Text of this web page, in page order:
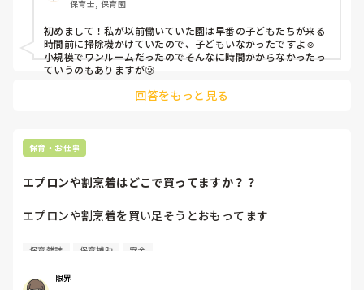
なので保育室半分は掃除機かけていない状態なんですよ
ね、、
保育士, 保育園
初めまして！私が以前働いていた園は早番の子どもたちが来る
時間前に掃除機かけていたので、子どもいなかったですよ☺︎
小規模でワンルームだったのでそんなに時間かからなかったっ
ていうのもありますが🥲
回答をもっと見る
保育・お仕事
エプロンや割烹着はどこで買ってますか？？
エプロンや割烹着を買い足そうとおもってます
安くて可愛いエプロン、割烹着を求めてます
保育雑誌 保育補助 安全
限界